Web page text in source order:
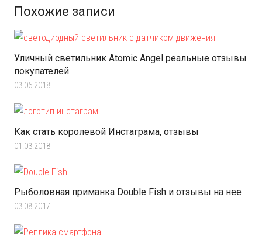
Похожие записи
Уличный светильник Atomic Angel реальные отзывы
покупателей
03.06.2018
Как стать королевой Инстаграма, отзывы
01.03.2018
Рыболовная приманка Double Fish и отзывы на нее
03.08.2017